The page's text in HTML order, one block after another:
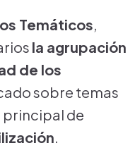
Temáticos,
la agrupación
de los
sobre temas
de
.